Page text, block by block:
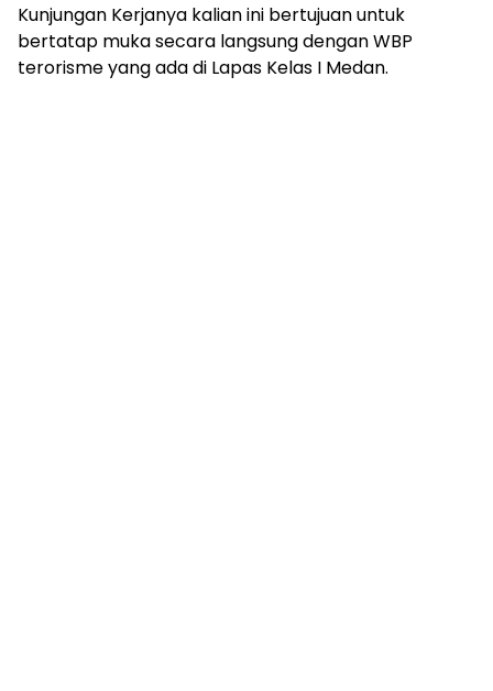
Kunjungan Kerjanya kalian ini bertujuan untuk
bertatap muka secara langsung dengan WBP
terorisme yang ada di Lapas Kelas I Medan.